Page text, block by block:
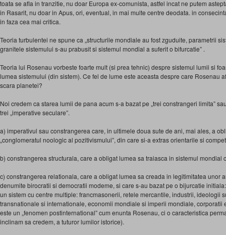
toata se afla in tranzitie, nu doar Europa ex-comunista, astfel incat ne putem
in Rasarit, nu doar in Apus, ori, eventual, in mai multe centre deodata. in
in faza cea mai critica.
Teoria turbulentei ne spune ca „structurile mondiale au fost zguduite, parametrii
granitele sistemului s-au prabusit si sistemul mondial a suferit o bifurcatie” .
Teoria lui Rosenau vorbeste foarte mult (si prea tehnic) despre sistemul lumii si
lumea sistemului (din sistem). Ce fel de lume este aceasta despre care Rosenau
scara planetei?
Noi credem ca starea lumii de pana acum s-a bazat pe „trei constrangeri limita”
trei „imperative seculare”.
a) imperativul sau constrangerea care, in ultimele doua sute de ani, mai ales, a
„conglomeratul noologic al pozitivismului”, din care si-a extras orientarile si
b) constrangerea structurala, care a obligat lumea sa traiasca in sistemul mondial
c) constrangerea relationala, care a obligat lumea sa creada in legitimitatea unor
denumite birocratii si democratii modeme, si care s-au bazat pe o bijurcatie
un sistem cu centre multiple: francmasonerii, retele mercantile, industrii, ideologii
transnationale si internationale, economii mondiale si imperii mondiale, corporatii
este un „fenomen postinternational” cum enunta Rosenau, ci o caracteristica
inclinam sa credem, a tuturor lumilor istorice).